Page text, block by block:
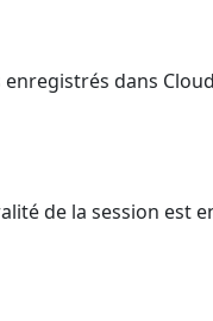
dans
de la session est